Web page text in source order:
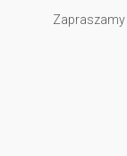
Zapraszamy